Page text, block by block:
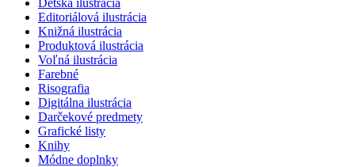
Editoriálová ilustrácia
Knižná ilustrácia
Produktová ilustrácia
Voľná ilustrácia
Farebné
Risografia
Digitálna ilustrácia
Darčekové predmety
Grafické listy
Knihy
Módne doplnky